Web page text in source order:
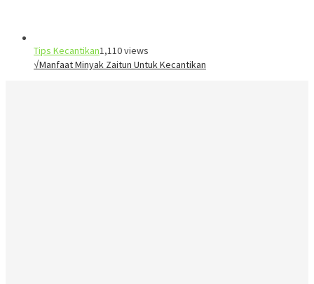
Tips Kecantikan1,110 views
√Manfaat Minyak Zaitun Untuk Kecantikan